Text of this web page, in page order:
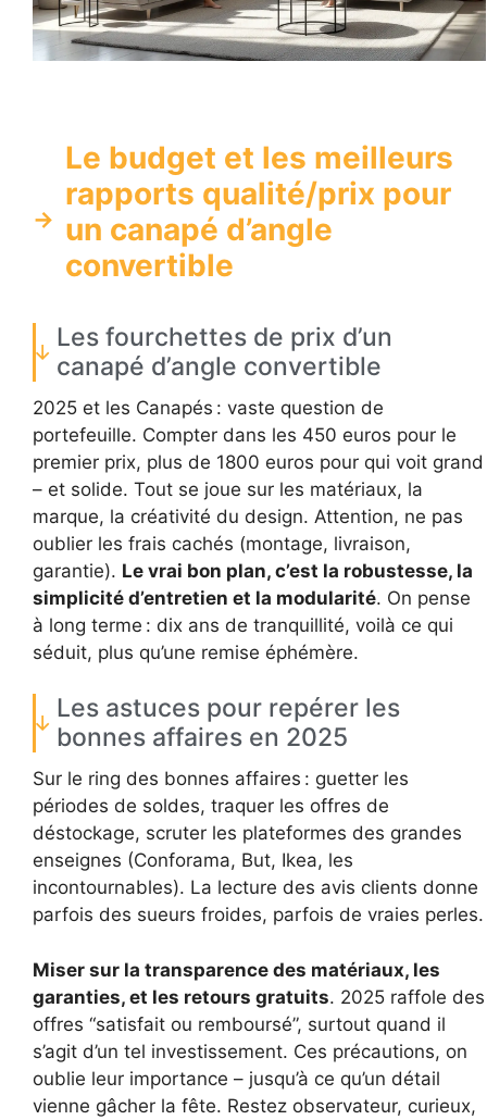
Le budget et les meilleurs
rapports qualité/prix pour
un canapé d’angle
convertible
Les fourchettes de prix d’un
canapé d’angle convertible
2025 et les Canapés : vaste question de
portefeuille. Compter dans les 450 euros pour le
premier prix, plus de 1800 euros pour qui voit grand
– et solide. Tout se joue sur les matériaux, la
marque, la créativité du design. Attention, ne pas
oublier les frais cachés (montage, livraison,
garantie). Le vrai bon plan, c’est la robustesse, la
simplicité d’entretien et la modularité. On pense
à long terme : dix ans de tranquillité, voilà ce qui
séduit, plus qu’une remise éphémère.
Les astuces pour repérer les
bonnes affaires en 2025
Sur le ring des bonnes affaires : guetter les
périodes de soldes, traquer les offres de
déstockage, scruter les plateformes des grandes
enseignes (Conforama, But, Ikea, les
incontournables). La lecture des avis clients donne
parfois des sueurs froides, parfois de vraies perles.
Miser sur la transparence des matériaux, les
garanties, et les retours gratuits. 2025 raffole des
offres “satisfait ou remboursé”, surtout quand il
s’agit d’un tel investissement. Ces précautions, on
oublie leur importance – jusqu’à ce qu’un détail
vienne gâcher la fête. Restez observateur, curieux,